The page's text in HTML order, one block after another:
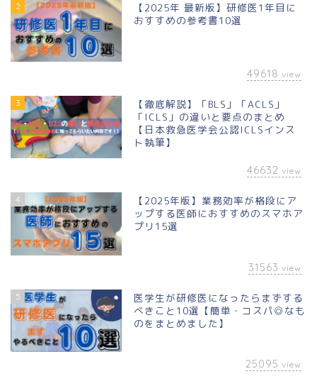
2
【2025年 最新版】研修医1年目に
おすすめの参考書10選
49618 view
3
【徹底解説】「BLS」「ACLS」
「ICLS」の違いと要点のまとめ
【日本救急医学会公認ICLSインス
ト執筆】
46632 view
4
【2025年版】業務効率が格段にア
ップする医師におすすめのスマホア
プリ15選
31563 view
5
医学生が研修医になったらまずする
べきこと10選【簡単・コスパ◎なも
のをまとめました】
25095 view